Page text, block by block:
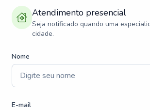
Atendimento presencial
Seja notificado quando uma
cidade.
Nome
E-mail